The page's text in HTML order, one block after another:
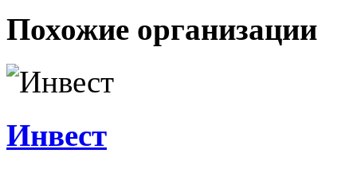
Похожие организации
Инвест